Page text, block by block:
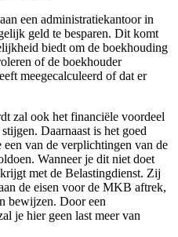
een administratiekantoor in
geld te besparen. Dit komt
biedt om de boekhouding
of de boekhouder
meegecalculeerd of dat er
zal ook het financiële voordeel
Daarnaast is het goed
van de verplichtingen van de
Wanneer je dit niet doet
met de Belastingdienst. Zij
de eisen voor de MKB aftrek,
bewijzen. Door een
je hier geen last meer van